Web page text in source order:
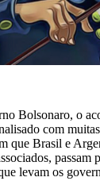
Bolsonaro, o
com
que Brasil e
passam
levam os